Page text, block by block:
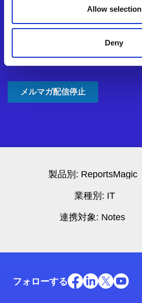
Allow selection
Deny
フォローする